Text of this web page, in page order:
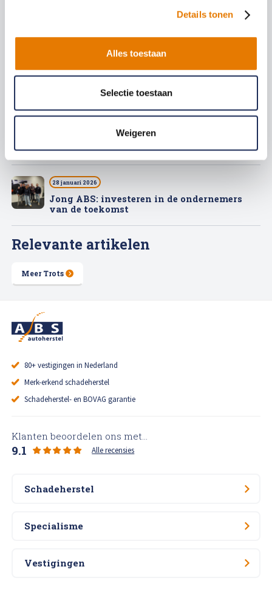
Details tonen
Alles toestaan
Selectie toestaan
Weigeren
Relevante artikelen
Meer Trots
Vijftig jaar Groen: hoe een eenmanszaak in
Marknesse uitgroeide tot een begrip in
Ready for take-off: hoe ABS koers houdt in
een turbulente markt
28 januari 2026
Jong ABS: investeren in de ondernemers
van de toekomst
80+ vestigingen in Nederland
Merk-erkend schadeherstel
Schadeherstel- en BOVAG garantie
Klanten beoordelen ons met...
9.1 Alle recensies
Schadeherstel
Specialisme
Vestigingen